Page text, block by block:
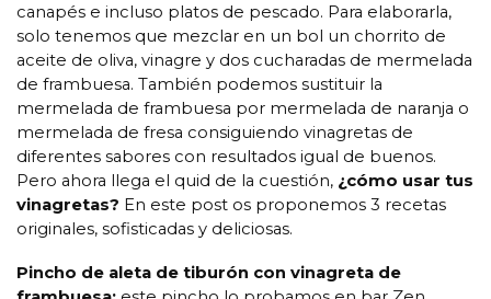
canapés e incluso platos de pescado. Para elaborarla,
solo tenemos que mezclar en un bol un chorrito de
aceite de oliva, vinagre y dos cucharadas de mermelada
de frambuesa. También podemos sustituir la
mermelada de frambuesa por mermelada de naranja o
mermelada de fresa consiguiendo vinagretas de
diferentes sabores con resultados igual de buenos.
Pero ahora llega el quid de la cuestión, ¿cómo usar tus
vinagretas? En este post os proponemos 3 recetas
originales, sofisticadas y deliciosas.
Pincho de aleta de tiburón con vinagreta de